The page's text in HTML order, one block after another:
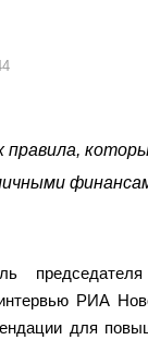
правила,
РИА
для